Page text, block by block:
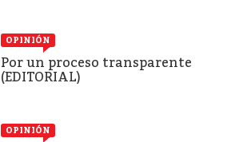
OPINIÓN
Por un proceso transparente
(EDITORIAL)
OPINIÓN